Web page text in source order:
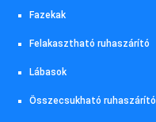
Fazekak
Felakasztható ruhaszárító
Lábasok
Összecsukható ruhaszárító